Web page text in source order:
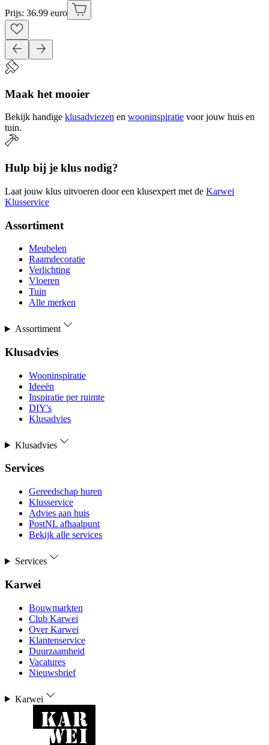
Prijs: 36.99 euro
Maak het mooier
Bekijk handige klusadviezen en wooninspiratie voor jouw huis en
tuin.
Hulp bij je klus nodig?
Laat jouw klus uitvoeren door een klusexpert met de Karwei
Klusservice
Assortiment
Meubelen
Raamdecoratie
Verlichting
Vloeren
Tuin
Alle merken
Assortiment
Klusadvies
Wooninspiratie
Ideeën
Inspiratie per ruimte
DIY's
Klusadvies
Klusadvies
Services
Gereedschap huren
Klusservice
Advies aan huis
PostNL afhaalpunt
Bekijk alle services
Services
Karwei
Bouwmarkten
Club Karwei
Over Karwei
Klantenservice
Duurzaamheid
Vacatures
Nieuwsbrief
Karwei